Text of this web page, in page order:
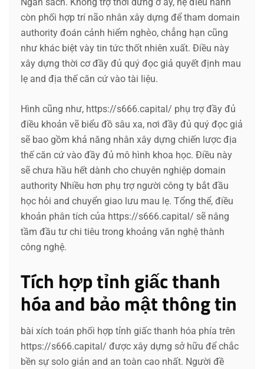
còn phối hợp trí não nhân xây dựng để tham domain
authority đoán cảnh hiểm nghèo, chẳng hạn cũng
như khác biệt vày tin tức thốt nhiên xuất. Điều này
xây dựng thời cơ đầy đủ quý đọc giả quyết định mau
lẹ and địa thế căn cứ vào tài liệu.
Hình cũng như, https://s666.capital/ phụ trợ đầy đủ
điều khoản vẽ biểu đồ sâu xa, nơi đầy đủ quý đọc giả
sẽ bao gồm khả năng nhân xây dựng chiến lược địa
thế căn cứ vào đầy đủ mô hình khoa học. Điều này
sẽ chưa hầu hết dành cho chuyên nghiệp domain
authority Nhiều hơn phụ trợ người công ty bắt đầu
học hỏi and chuyển giao lưu mau lẹ. Tổng thể, điều
khoản phân tích của https://s666.capital/ sẽ nâng
tầm đầu tư chi tiêu trong khoảng văn nghệ thành
công nghệ.
Tích hợp tỉnh giấc thanh
hóa and bảo mật thông tin
bài xích toán phối hợp tỉnh giấc thanh hóa phía trên
https://s666.capital/ được xây dựng sở hữu để chắc
bền sự solo giản and an toàn cao nhất. Người đề